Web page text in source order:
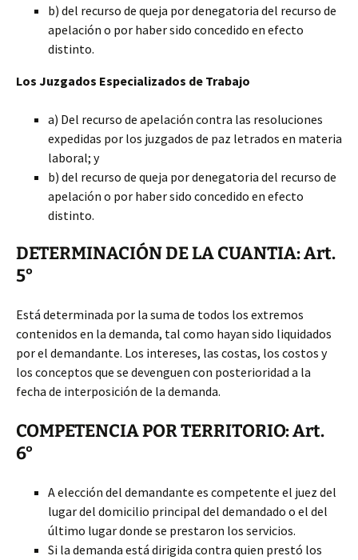
b) del recurso de queja por denegatoria del recurso de
apelación o por haber sido concedido en efecto
distinto.
Los Juzgados Especializados de Trabajo
a) Del recurso de apelación contra las resoluciones
expedidas por los juzgados de paz letrados en materia
laboral; y
b) del recurso de queja por denegatoria del recurso de
apelación o por haber sido concedido en efecto
distinto.
DETERMINACIÓN DE LA CUANTIA: Art.
5°
Está determinada por la suma de todos los extremos
contenidos en la demanda, tal como hayan sido liquidados
por el demandante. Los intereses, las costas, los costos y
los conceptos que se devenguen con posterioridad a la
fecha de interposición de la demanda.
COMPETENCIA POR TERRITORIO: Art.
6°
A elección del demandante es competente el juez del
lugar del domicilio principal del demandado o el del
último lugar donde se prestaron los servicios.
Si la demanda está dirigida contra quien prestó los